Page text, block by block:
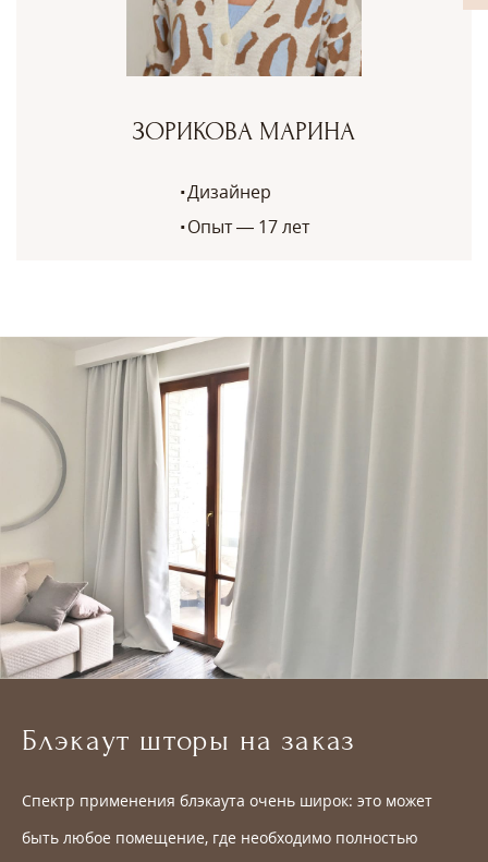
ЗОРИКОВА МАРИНА
Дизайнер
Опыт — 17 лет
Блэкаут шторы на заказ
Спектр применения блэкаута очень широк: это может
быть любое помещение, где необходимо полностью